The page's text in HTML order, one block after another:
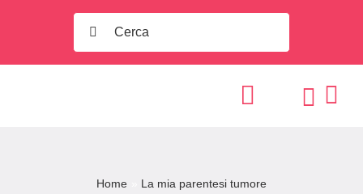
Home La mia parentesi tumore